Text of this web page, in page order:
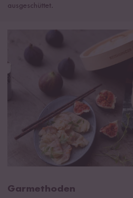
ausgeschüttet.
Garmethoden